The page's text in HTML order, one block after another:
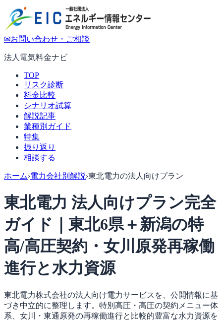
✉お問い合わせ・ご相談
法人電気料金ナビ
TOP
リスク診断
料金比較
シナリオ試算
解説記事
業種別ガイド
特集
振り返り
相談する
ホーム›電力会社別解説›東北電力の法人向けプラン
東北電力 法人向けプラン完全
ガイド｜東北6県＋新潟の特
高/高圧契約・女川原発再稼働
進行と水力資源
東北電力株式会社の法人向け電力サービスを、公開情報に基
づき中立的に整理します。特別高圧・高圧の契約メニュー体
系、女川・東通原発の再稼働進行と比較的豊富な水力資源を